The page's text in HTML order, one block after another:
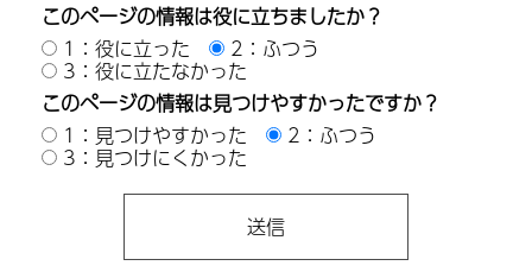
このページの情報は役に立ちましたか？
1：役に立った
2：ふつう
3：役に立たなかった
このページの情報は見つけやすかったですか？
1：見つけやすかった
2：ふつう
3：見つけにくかった